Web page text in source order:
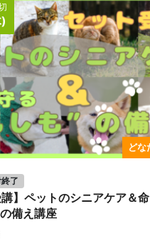
どな
了
講】ペットのシニアケア＆
備え講座